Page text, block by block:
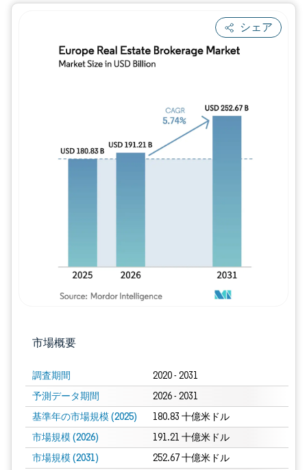
シェア
市場概要
調査期間 2020 - 2031
予測データ期間 2026 - 2031
基準年の市場規模 (2025) 180.83 十億米ドル
市場規模 (2026) 191.21 十億米ドル
市場規模 (2031) 252.67 十億米ドル